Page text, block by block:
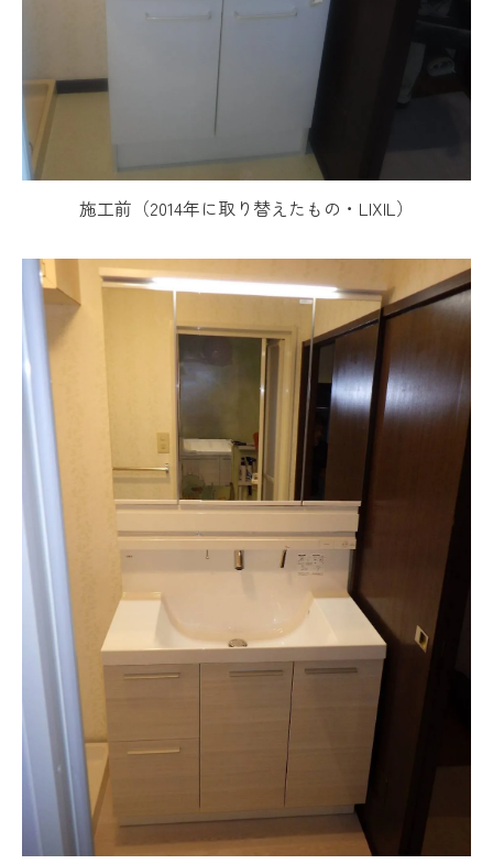
施工前（2014年に取り替えたもの・LIXIL）